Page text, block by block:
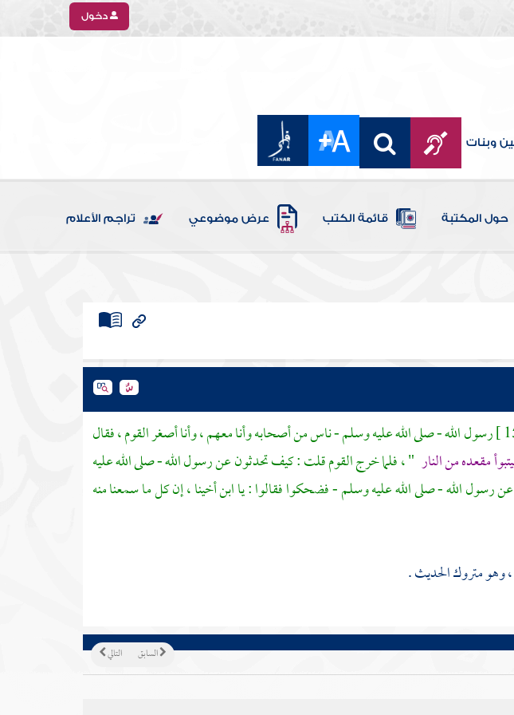
دخول
وبنات
حول المكتبة قائمة الكتب عرض موضوعي تراجم الأعلام
رسول الله - صلى الله عليه وسلم - ناس من أصحابه وأنا معهم ، وأنا أصغر القوم ، فقال
مقعده من النار " ، فلما خرج القوم قلت : كيف تحدثون عن رسول الله - صلى الله عليه
الله - صلى الله عليه وسلم - فضحكوا فقالوا : يا ابن أخينا ، إن كل ما سمعنا منه
، وهو متروك الحديث .
التالي السابق